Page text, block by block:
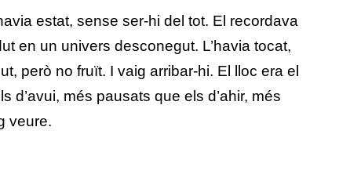
estat, sense ser-hi del tot. El recordava
en un univers desconegut. L’havia tocat,
però no fruït. I vaig arribar-hi. El lloc era el
d’avui, més pausats que els d’ahir, més
veure.